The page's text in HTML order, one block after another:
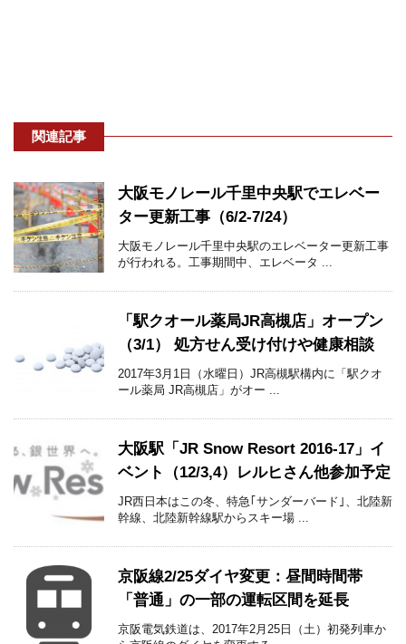
関連記事
大阪モノレール千里中央駅でエレベー
ター更新工事（6/2-7/24）
大阪モノレール千里中央駅のエレベーター更新工事
が行われる。工事期間中、エレベータ ...
「駅クオール薬局JR高槻店」オープン
（3/1） 処方せん受け付けや健康相談
2017年3月1日（水曜日）JR高槻駅構内に「駅クオ
ール薬局 JR高槻店」がオー ...
大阪駅「JR Snow Resort 2016-17」イ
ベント（12/3,4）レルヒさん他参加予定
JR西日本はこの冬、特急｢サンダーバード｣、北陸新
幹線、北陸新幹線駅からスキー場 ...
京阪線2/25ダイヤ変更：昼間時間帯
「普通」の一部の運転区間を延長
京阪電気鉄道は、2017年2月25日（土）初発列車か